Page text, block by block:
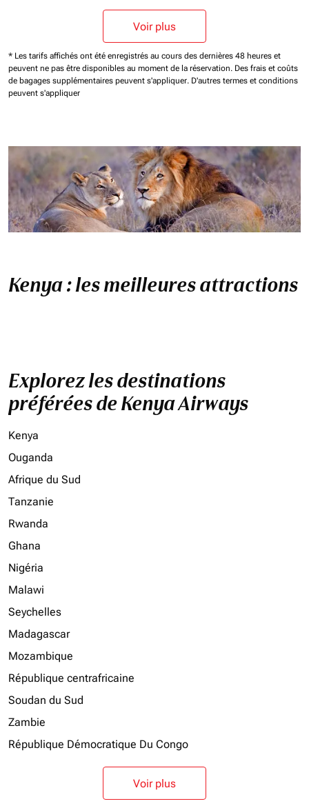
Voir plus
* Les tarifs affichés ont été enregistrés au cours des dernières 48 heures et
peuvent ne pas être disponibles au moment de la réservation. Des frais et coûts
de bagages supplémentaires peuvent s'appliquer. D'autres termes et conditions
peuvent s'appliquer
Kenya : les meilleures attractions
Explorez les destinations
préférées de Kenya Airways
Kenya
Ouganda
Afrique du Sud
Tanzanie
Rwanda
Ghana
Nigéria
Malawi
Seychelles
Madagascar
Mozambique
République centrafricaine
Soudan du Sud
Zambie
République Démocratique Du Congo
Voir plus